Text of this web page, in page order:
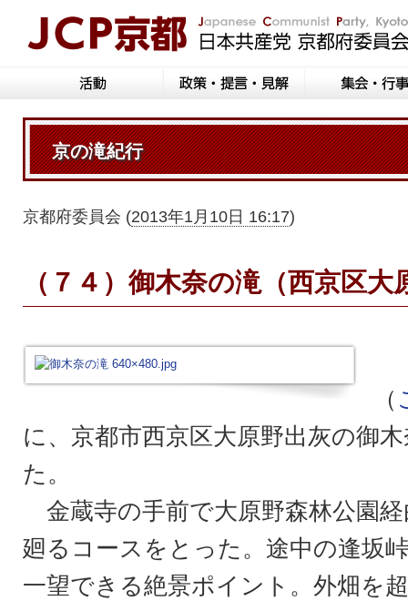
京の滝紀行
京都府委員会 (2013年1月10日 16:17)
（７４）御木奈の滝（西京区大
（
に、京都市西京区大原野出灰の御
た。
金蔵寺の手前で大原野森林公園
廻るコースをとった。途中の逢坂
一望できる絶景ポイント。外畑を